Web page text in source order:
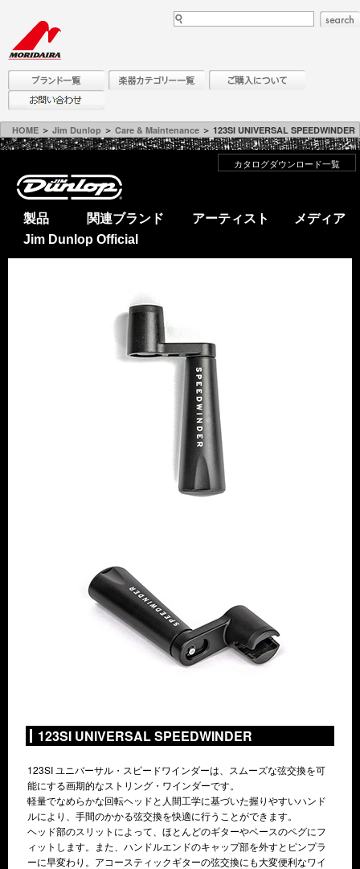
HOME ＞ Jim Dunlop ＞ Care & Maintenance ＞ 123SI UNIVERSAL SPEEDWINDER
カタログダウンロード一覧
製品 関連ブランド アーティスト
メディア
Jim Dunlop Official
123SI UNIVERSAL SPEEDWINDER
123SI ユニバーサル・スピードワインダーは、スムーズな弦交換を可
能にする画期的なストリング・ワインダーです。
軽量でなめらかな回転ヘッドと人間工学に基づいた握りやすいハンド
ルにより、手間のかかる弦交換を快適に行うことができます。
ヘッド部のスリットによって、ほとんどのギターやベースのペグにフ
ィットします。また、ハンドルエンドのキャップ部を外すとピンプラ
ーに早変わり。アコースティックギターの弦交換にも大変便利なワイ